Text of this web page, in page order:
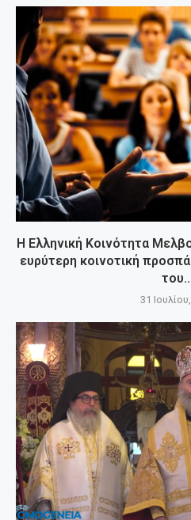
Η Ελληνική Κοινότητα
ευρύτερη κοινοτική
31